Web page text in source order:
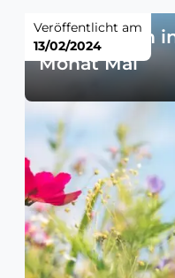
Grünflächen
Monat Mai
Veröffentlicht am
13/02/2024